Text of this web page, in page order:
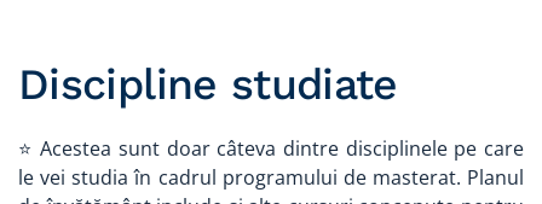
Discipline studiate
⭐ Acestea sunt doar câteva dintre disciplinele pe care
le vei studia în cadrul programului de masterat. Planul